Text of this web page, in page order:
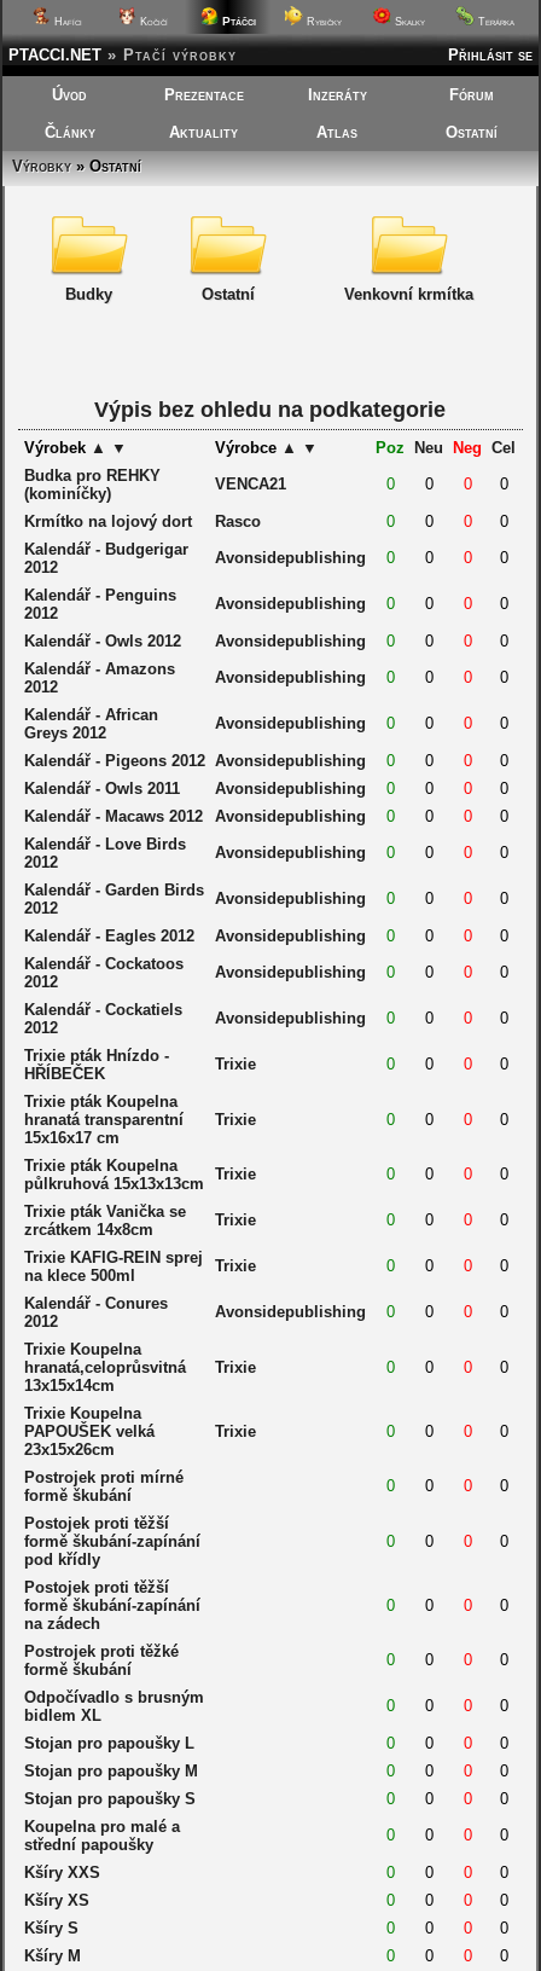
Hafíci Kočičí Ptáčci Rybičky Skalky Terárka
Přihlásit se
PTACCI.NET » Ptačí výrobky
Úvod Prezentace Inzeráty Fórum
Články Aktuality Atlas
Ostatní
Výrobky» Ostatní
Budky Ostatní Venkovní krmítka
Výpis bez ohledu na podkategorie
Výrobek ▲ ▼ Výrobce ▲ ▼ Poz Neu Neg
Cel
Budka pro REHKY
(kominíčky)
VENCA21 0 0 0 0
Krmítko na lojový dort Rasco 0 0 0
0
Kalendář - Budgerigar
2012
Avonsidepublishing 0 0 0 0
Kalendář - Penguins
2012
Avonsidepublishing 0 0 0 0
Kalendář - Owls 2012 Avonsidepublishing 0 0 0
0
Kalendář - Amazons
2012
Avonsidepublishing 0 0 0 0
Kalendář - African
Greys 2012
Avonsidepublishing 0 0 0 0
Kalendář - Pigeons 2012 Avonsidepublishing 0 0 0
0
Kalendář - Owls 2011
Avonsidepublishing 0 0 0
0
Kalendář - Macaws 2012
Avonsidepublishing 0 0 0
0
Kalendář - Love Birds
2012
Avonsidepublishing 0 0 0 0
Kalendář - Garden Birds
2012
Avonsidepublishing 0 0 0 0
Kalendář - Eagles 2012 Avonsidepublishing 0 0 0
0
Kalendář - Cockatoos
2012
Avonsidepublishing 0 0 0 0
Kalendář - Cockatiels
2012
Avonsidepublishing 0 0 0 0
Trixie pták Hnízdo -
HŘÍBEČEK
Trixie 0 0 0 0
Trixie pták Koupelna
hranatá transparentní
15x16x17 cm
Trixie 0 0 0 0
Trixie pták Koupelna
půlkruhová 15x13x13cm
Trixie 0 0 0 0
Trixie pták Vanička se
zrcátkem 14x8cm
Trixie 0 0 0 0
Trixie KAFIG-REIN sprej
na klece 500ml
Trixie 0 0 0 0
Kalendář - Conures
2012
Avonsidepublishing 0 0 0 0
Trixie Koupelna
hranatá,celoprůsvitná
13x15x14cm
Trixie 0 0 0 0
Trixie Koupelna
PAPOUŠEK velká
23x15x26cm
Trixie 0 0 0 0
Postrojek proti mírné
formě škubání
0 0 0 0
Postojek proti těžší
formě škubání-zapínání
pod křídly
0 0 0 0
Postojek proti těžší
formě škubání-zapínání
na zádech
0 0 0 0
Postrojek proti těžké
formě škubání
0 0 0 0
Odpočívadlo s brusným
bidlem XL
0 0 0 0
Stojan pro papoušky L 0 0 0
0
Stojan pro papoušky M
0 0 0
0
Stojan pro papoušky S
0 0 0
0
Koupelna pro malé a
střední papoušky
0 0 0 0
Kšíry XXS 0 0 0
0
Kšíry XS
0 0 0
0
Kšíry S
0 0 0
0
Kšíry M
0 0 0
0